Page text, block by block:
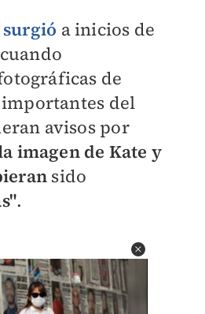
surgió a inicios de
de
del
avisos por
imagen de Kate y
sido
.